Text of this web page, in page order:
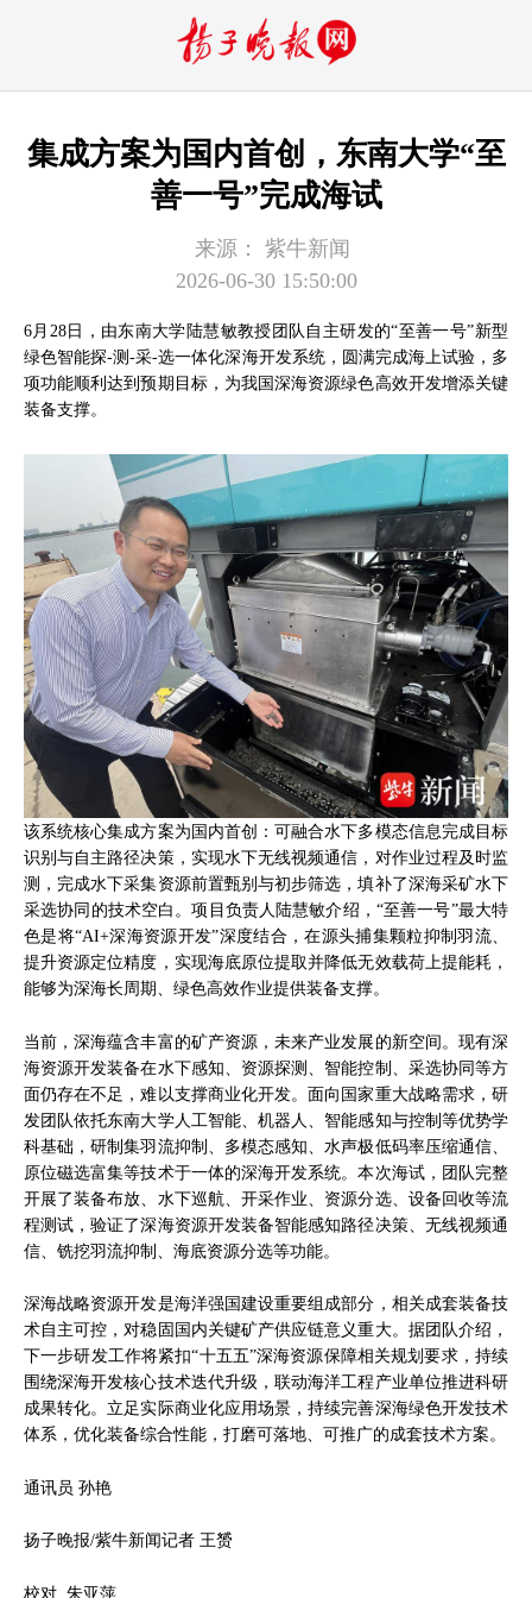
集成方案为国内首创，东南大学“至
善一号”完成海试
来源：
紫牛新闻
2026-06-30 15:50:00
6月28日，由东南大学陆慧敏教授团队自主研发的“至善一号”新型
绿色智能探-测-采-选一体化深海开发系统，圆满完成海上试验，多
项功能顺利达到预期目标，为我国深海资源绿色高效开发增添关键
装备支撑。
该系统核心集成方案为国内首创：可融合水下多模态信息完成目标
识别与自主路径决策，实现水下无线视频通信，对作业过程及时监
测，完成水下采集资源前置甄别与初步筛选，填补了深海采矿水下
采选协同的技术空白。项目负责人陆慧敏介绍，“至善一号”最大特
色是将“AI+深海资源开发”深度结合，在源头捕集颗粒抑制羽流、
提升资源定位精度，实现海底原位提取并降低无效载荷上提能耗，
能够为深海长周期、绿色高效作业提供装备支撑。
当前，深海蕴含丰富的矿产资源，未来产业发展的新空间。现有深
海资源开发装备在水下感知、资源探测、智能控制、采选协同等方
面仍存在不足，难以支撑商业化开发。面向国家重大战略需求，研
发团队依托东南大学人工智能、机器人、智能感知与控制等优势学
科基础，研制集羽流抑制、多模态感知、水声极低码率压缩通信、
原位磁选富集等技术于一体的深海开发系统。本次海试，团队完整
开展了装备布放、水下巡航、开采作业、资源分选、设备回收等流
程测试，验证了深海资源开发装备智能感知路径决策、无线视频通
信、铣挖羽流抑制、海底资源分选等功能。
深海战略资源开发是海洋强国建设重要组成部分，相关成套装备技
术自主可控，对稳固国内关键矿产供应链意义重大。据团队介绍，
下一步研发工作将紧扣“十五五”深海资源保障相关规划要求，持续
围绕深海开发核心技术迭代升级，联动海洋工程产业单位推进科研
成果转化。立足实际商业化应用场景，持续完善深海绿色开发技术
体系，优化装备综合性能，打磨可落地、可推广的成套技术方案。
通讯员 孙艳
扬子晚报/紫牛新闻记者 王赟
校对 朱亚萍